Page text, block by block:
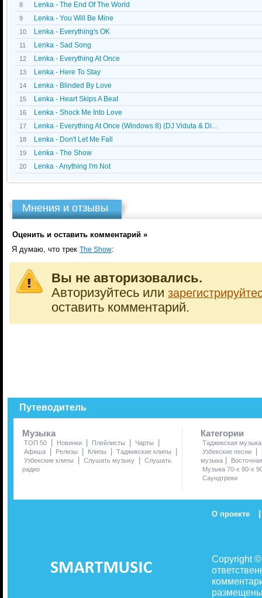
8 Lenka - The End Of The World
9 Lenka - You Will Be Mine
10 Lenka - Everything's OK
11 Lenka - Sad Song
12 Lenka - Everything At Once
13 Lenka - Here To Stay
14 Lenka - Blinded By Love
15 Lenka - Heart Skips A Beat
16 Lenka - Shock Me Into Love
17 Lenka - Everything At Once (Windows 8) (DJ Viduta & Di...
18 Lenka - Don't Let Me Fall
19 Lenka - The Show
20 Lenka - Anything I'm Not
Мнения и отзывы
Оценить и оставить комментарий »
Я думаю, что трек The Show:
Вы не авторизовались.
Авторизуйтесь или
оставить комментарий.
Путеводитель
Музыка
ТОП 50 | Новинки | Плейлисты | Чарты |
Афиша | Релизы | Клипы | Таджикские клипы |
Узбекские клипы | Слушать музыку | Слушать
радио
Категории
Таджикская музыка
Узбекские песни
|
музыка |
Музыка 70-х 80-х
Саундтреки
О проекте |
Copyright
размещены